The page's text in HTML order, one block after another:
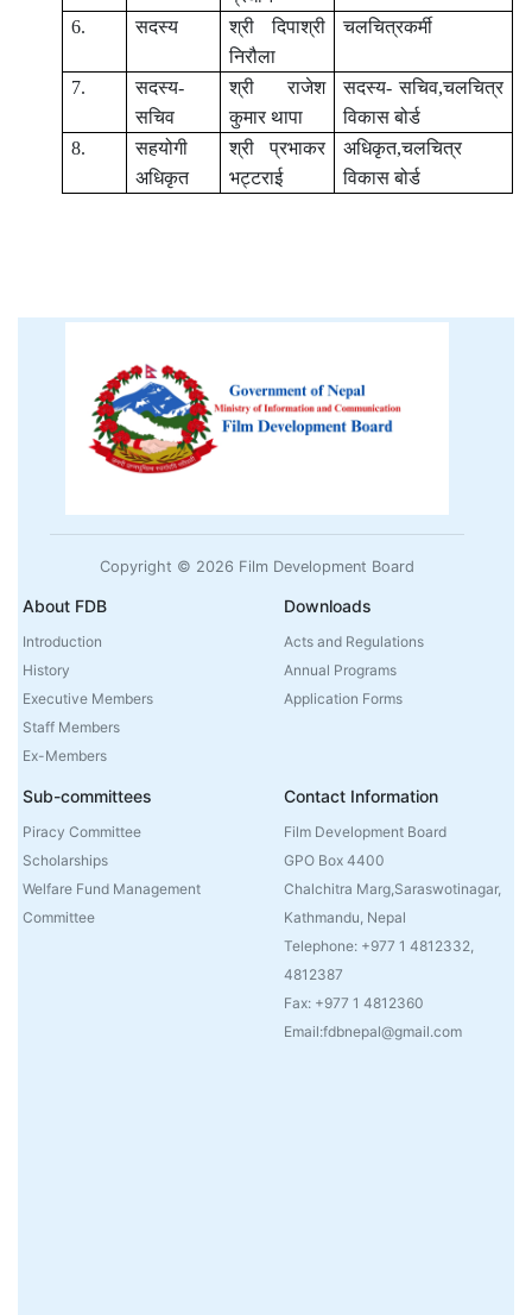
6.
सदस्य
श्री दिपाश्री
निरौला
चलचित्रकर्मी
7.
सदस्य-
सचिव
श्री राजेश
कुमार थापा
सदस्य- सचिव,चलचित्र
विकास बोर्ड
8.
सहयोगी
अधिकृत
श्री प्रभाकर
भट्टराई
अधिकृत,चलचित्र
विकास बोर्ड
Copyright © 2026 Film Development Board
About FDB
Introduction
History
Executive Members
Staff Members
Ex-Members
Downloads
Acts and Regulations
Annual Programs
Application Forms
Sub-committees
Piracy Committee
Scholarships
Welfare Fund Management
Committee
Contact Information
Film Development Board
GPO Box 4400
Chalchitra Marg,Saraswotinagar,
Kathmandu, Nepal
Telephone: +977 1 4812332,
4812387
Fax: +977 1 4812360
Email:fdbnepal@gmail.com